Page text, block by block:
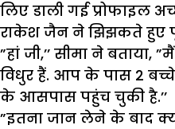
लिए डाली गई प्रोफाइल
राकेश जैन ने झिझकते हुए
”हां जी,’’ सीमा ने
विधुर हैं. आप के पास 2
के आसपास पहुंच चुकी है.’’
”इतना जान लेने के बाद